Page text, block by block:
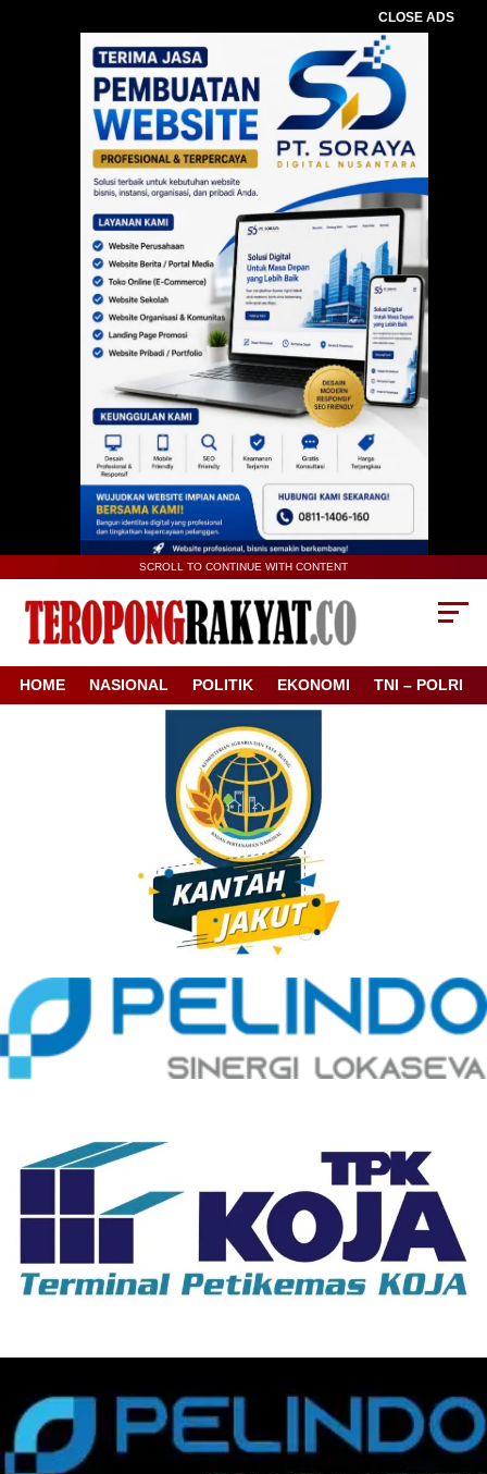
CLOSE ADS
SCROLL TO CONTINUE WITH CONTENT
HOME NASIONAL POLITIK EKONOMI TNI – POLRI